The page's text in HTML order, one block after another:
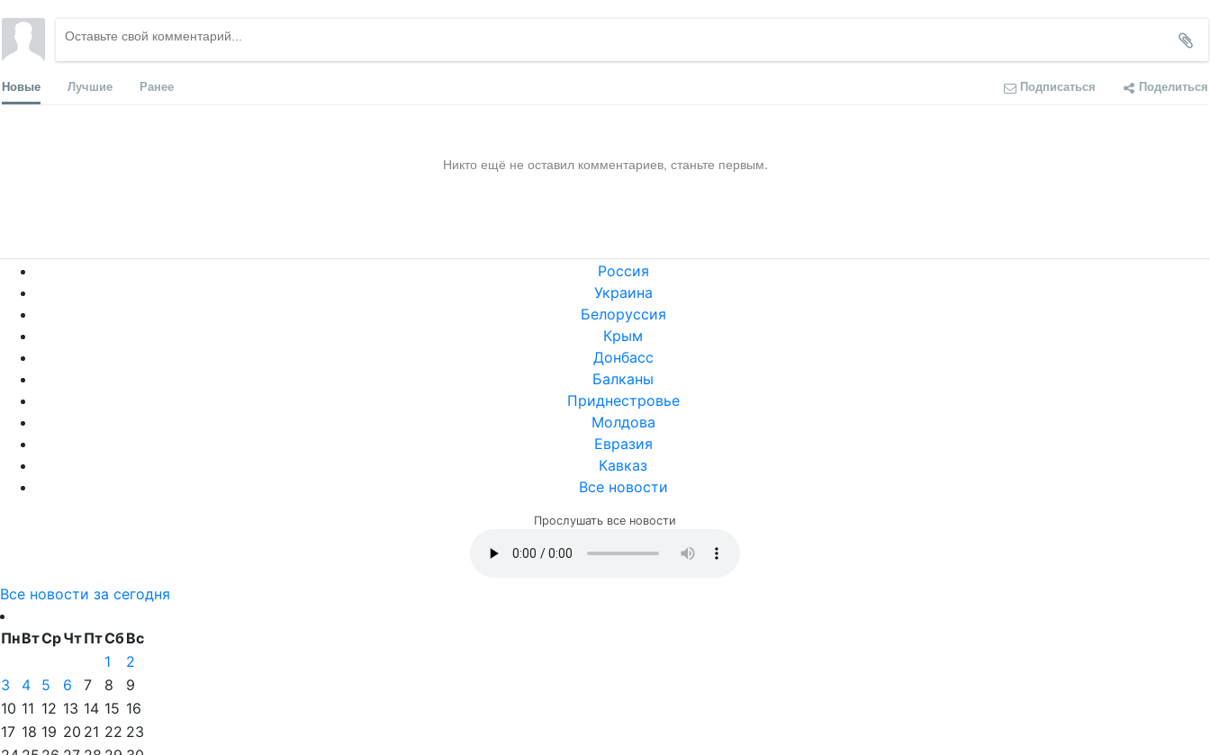
Новые Лучшие Ранее Подписаться Поделиться
Никто ещё не оставил комментариев, станьте первым.
Россия
Украина
Белоруссия
Крым
Донбасс
Балканы
Приднестровье
Молдова
Евразия
Кавказ
Все новости
Прослушать все новости
Все новости за сегодня
ПнВтСрЧтПтСбВс
1
2
3
4 5 6 7 8
9
10 11 12 13 14 15 16
17 18 19 20 21 22 23